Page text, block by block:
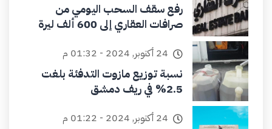
رفع سقف السحب اليومي من
صرافات العقاري إلى 600 ألف ليرة
24 أكتوبر, 2024 - 01:32 م
نسبة توزيع مازوت التدفئة بلغت
2.5% في ريف دمشق
24 أكتوبر, 2024 - 01:22 م